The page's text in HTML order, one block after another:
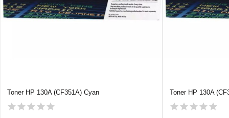
Toner HP 130A (CF351A) Cyan Toner HP 130A